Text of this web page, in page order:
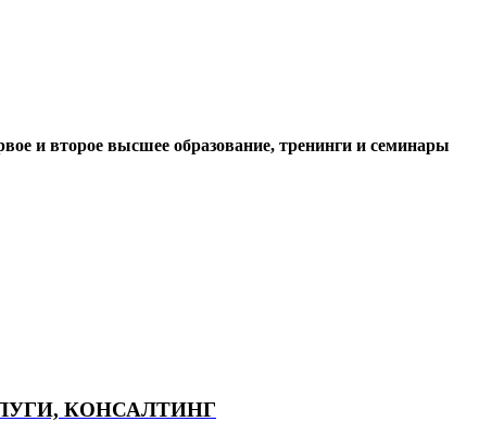
и второе высшее образование, тренинги и семинары
КОНСАЛТИНГ